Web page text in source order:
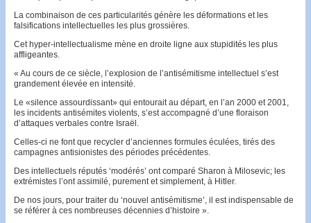
La combinaison de ces particularités génère les déformations et les
falsifications intellectuelles les plus grossières.
Cet hyper-intellectualisme mène en droite ligne aux stupidités les plus
affligeantes.
« Au cours de ce siècle, l’explosion de l’antisémitisme intellectuel s’est
grandement élevée en intensité.
Le «silence assourdissant» qui entourait au départ, en l’an 2000 et 2001,
les incidents antisémites violents, s’est accompagné d’une floraison
d’attaques verbales contre Israël.
Celles-ci ne font que recycler d’anciennes formules éculées, tirés des
campagnes antisionis­tes des périodes précédentes.
Des intellectuels réputés ‘modérés’ ont comparé Sharon à Milosevic; les
extrémistes l’ont assimilé, purement et simplement, à Hitler.
De nos jours, pour traiter du ‘nouvel antisémitis­me’, il est indispensable de
se référer à ces nombreuses décennies d’histoire ».